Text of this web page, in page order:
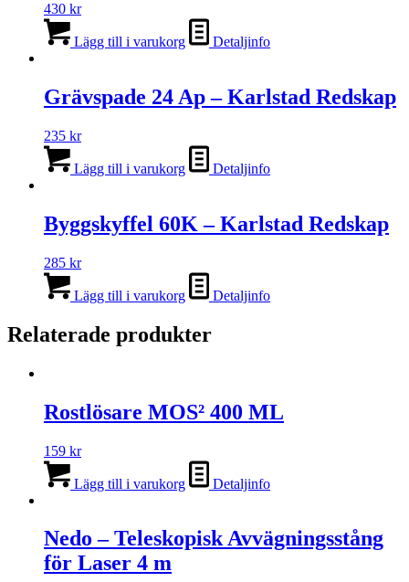
430 kr
Lägg till i varukorg Detaljinfo
Grävspade 24 Ap – Karlstad Redskap
235 kr
Lägg till i varukorg Detaljinfo
Byggskyffel 60K – Karlstad Redskap
285 kr
Lägg till i varukorg Detaljinfo
Relaterade produkter
Rostlösare MOS² 400 ML
159 kr
Lägg till i varukorg Detaljinfo
Nedo – Teleskopisk Avvägningsstång
för Laser 4 m